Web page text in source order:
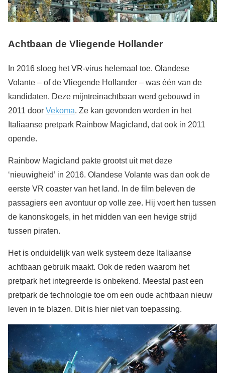
Achtbaan de Vliegende Hollander
In 2016 sloeg het VR-virus helemaal toe. Olandese
Volante – of de Vliegende Hollander – was één van de
kandidaten. Deze mijntreinachtbaan werd gebouwd in
2011 door Vekoma. Ze kan gevonden worden in het
Italiaanse pretpark Rainbow Magicland, dat ook in 2011
opende.
Rainbow Magicland pakte grootst uit met deze
‘nieuwigheid’ in 2016. Olandese Volante was dan ook de
eerste VR coaster van het land. In de film beleven de
passagiers een avontuur op volle zee. Hij voert hen tussen
de kanonskogels, in het midden van een hevige strijd
tussen piraten.
Het is onduidelijk van welk systeem deze Italiaanse
achtbaan gebruik maakt. Ook de reden waarom het
pretpark het integreerde is onbekend. Meestal past een
pretpark de technologie toe om een oude achtbaan nieuw
leven in te blazen. Dit is hier niet van toepassing.